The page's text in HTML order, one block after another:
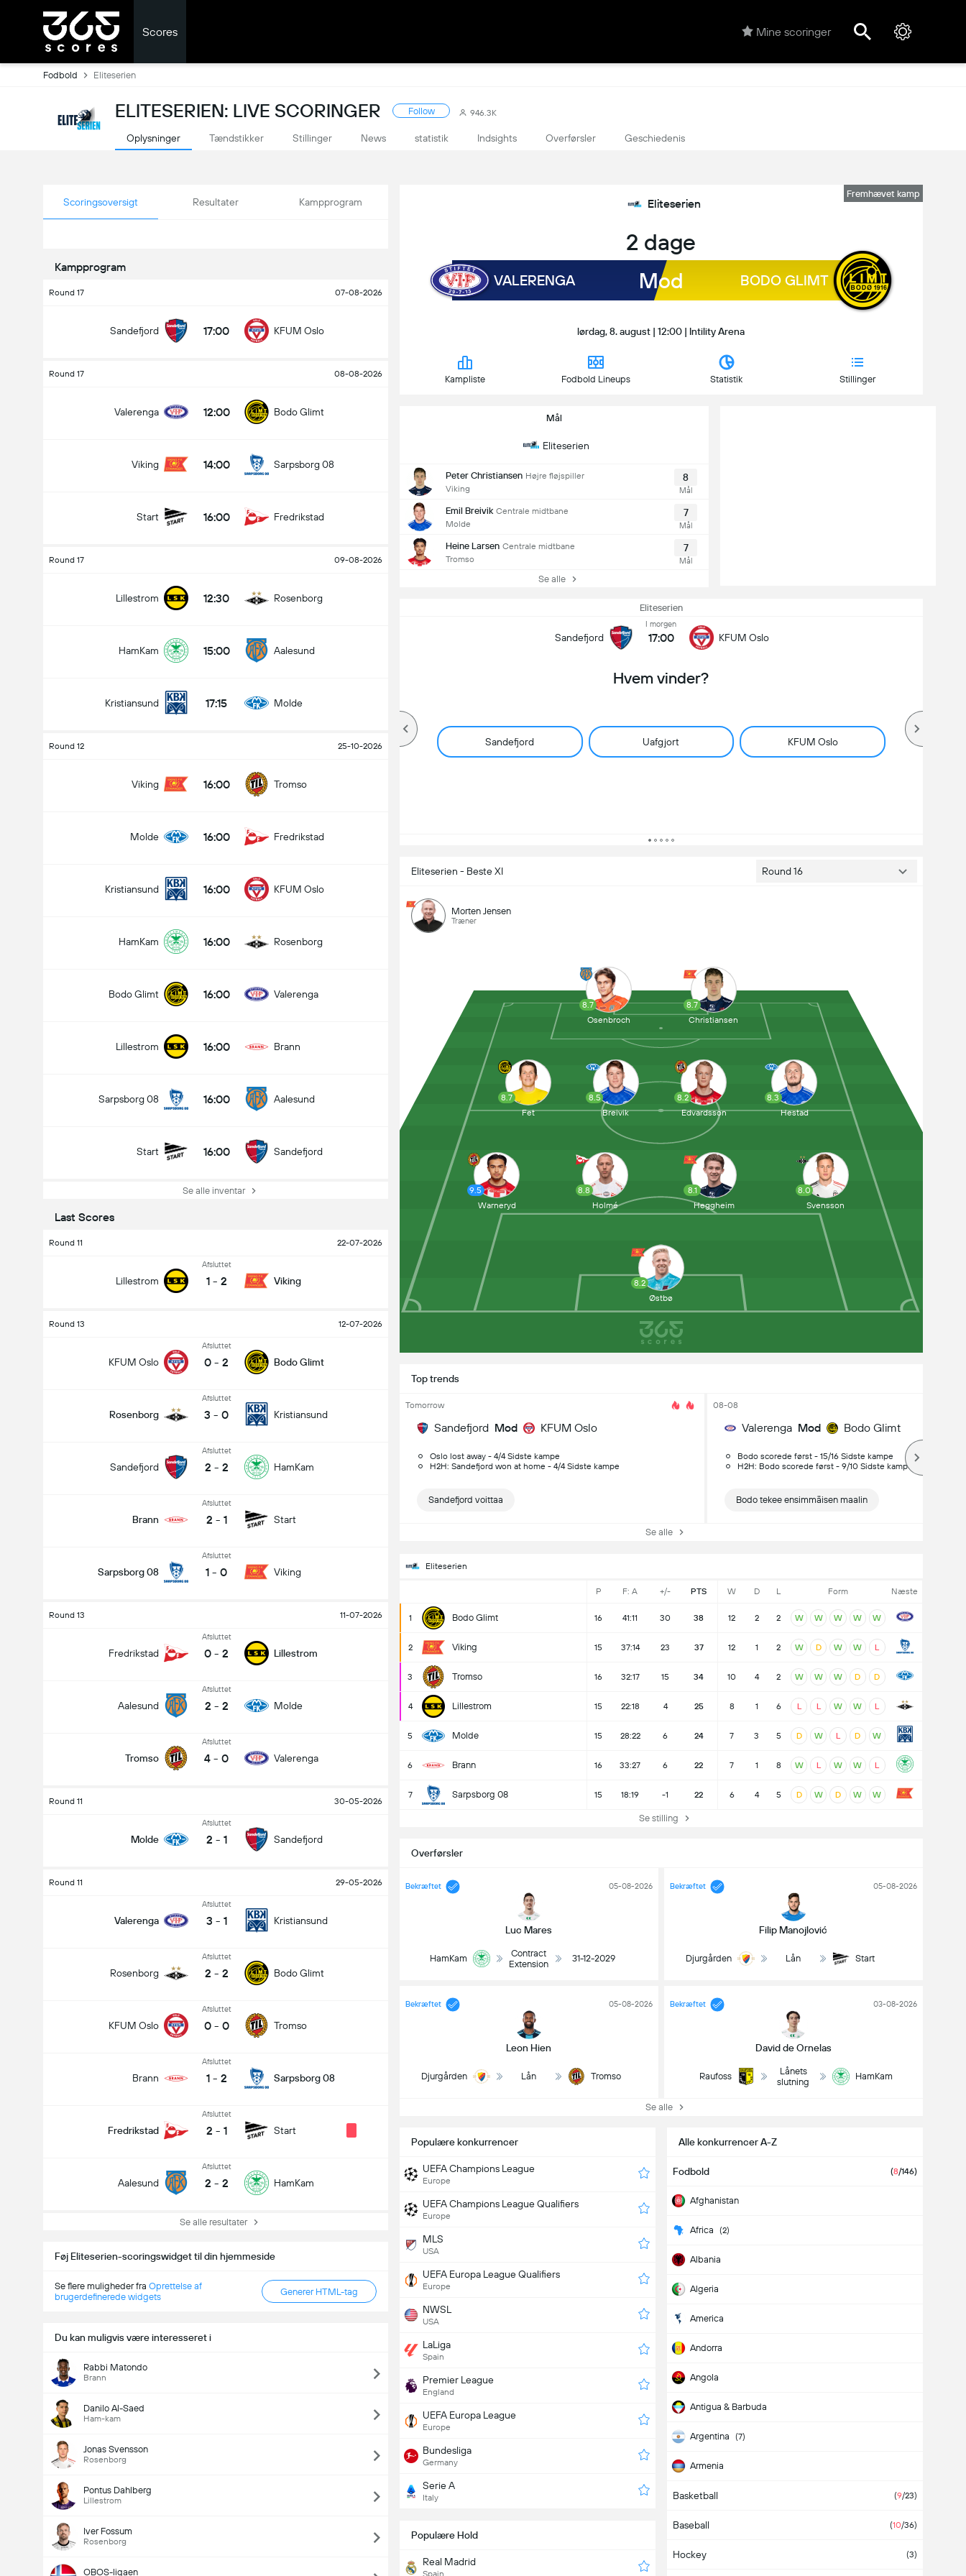
Scores Mine scoringer
Fodbold Eliteserien
ELITESERIEN: LIVE SCORINGER Follow 946.3K
Oplysninger Tændstikker Stillinger News statistik Indsights Overførsler Geschiedenis
Scoringsoversigt Resultater Kampprogram
Kampprogram
Round 17 07-08-2026
Sandefjord 17:00 KFUM Oslo
Round 17 08-08-2026
Valerenga 12:00 Bodo Glimt
Viking 14:00 Sarpsborg 08
Start 16:00 Fredrikstad
Round 17 09-08-2026
Lillestrom 12:30 Rosenborg
HamKam 15:00 Aalesund
Kristiansund 17:15 Molde
Round 12 25-10-2026
Viking 16:00 Tromso
Molde 16:00 Fredrikstad
Kristiansund 16:00 KFUM Oslo
HamKam 16:00 Rosenborg
Bodo Glimt 16:00 Valerenga
Lillestrom 16:00 Brann
Sarpsborg 08 16:00 Aalesund
Start 16:00 Sandefjord
Se alle inventar
Last Scores
Round 11 22-07-2026
Lillestrom
Afsluttet
1 - 2 Viking
Round 13 12-07-2026
KFUM Oslo
Afsluttet
0 - 2 Bodo Glimt
Rosenborg
Afsluttet
3 - 0 Kristiansund
Sandefjord
Afsluttet
2 - 2 HamKam
Brann
Afsluttet
2 - 1 Start
Sarpsborg 08
Afsluttet
1 - 0 Viking
Round 13 11-07-2026
Fredrikstad
Afsluttet
0 - 2 Lillestrom
Aalesund
Afsluttet
2 - 2 Molde
Tromso
Afsluttet
4 - 0 Valerenga
Round 11 30-05-2026
Molde
Afsluttet
2 - 1 Sandefjord
Round 11 29-05-2026
Valerenga
Afsluttet
3 - 1 Kristiansund
Rosenborg
Afsluttet
2 - 2 Bodo Glimt
KFUM Oslo
Afsluttet
0 - 0 Tromso
Brann
Afsluttet
1 - 2 Sarpsborg 08
Fredrikstad
Afsluttet
2 - 1 Start
Aalesund
Afsluttet
2 - 2 HamKam
Se alle resultater
Føj Eliteserien-scoringswidget til din hjemmeside
Se flere muligheder fra Oprettelse af
brugerdefinerede widgets
Generer HTML-tag
Du kan muligvis være interesseret i
Rabbi Matondo
Brann
Danilo Al-Saed
Ham-kam
Jonas Svensson
Rosenborg
Pontus Dahlberg
Lillestrom
Iver Fossum
Rosenborg
OBOS-ligaen
Fremhævet kamp
Eliteserien
2 dage
VALERENGA Mod BODO GLIMT
lørdag, 8. august | 12:00 | Intility Arena
Kampliste Fodbold Lineups Statistik Stillinger
Mål
Eliteserien
Peter Christiansen Højre fløjspiller
Viking
8
Mål
Emil Breivik Centrale midtbane
Molde
7
Mål
Heine Larsen Centrale midtbane
Tromso
7
Mål
Se alle
Top trends
Tomorrow
Sandefjord Mod KFUM Oslo
Oslo lost away - 4/4 Sidste kampe
H2H: Sandefjord won at home - 4/4 Sidste kampe
Sandefjord voittaa
08-08
Valerenga Mod Bodo Glimt
Bodo scorede først - 15/16 Sidste kampe
H2H: Bodo scorede først - 9/10 Sidste kampe
Bodo tekee ensimmäisen maalin
Se alle
Overførsler
Bekræftet
Luc Mares
05-08-2026
HamKam
Contract
Extension
31-12-2029
Bekræftet
Filip Manojlović
05-08-2026
Djurgården Lån Start
Bekræftet
Leon Hien
05-08-2026
Djurgården Lån Tromso
Bekræftet
David de Ornelas
03-08-2026
Raufoss
Lånets
slutning
HamKam
Se alle
Eliteserien
Sandefjord
I morgen
17:00 KFUM Oslo
Hvem vinder?
Sandefjord Uafgjort KFUM Oslo
Eliteserien - Beste XI Round 16
Morten Jensen
Træner
8.3
Hestad
8.0
Svensson
8.2
Edvardsson
8.7
Osenbroch
8.7
Fet
8.7
Christiansen
8.2
Østbø
8.5
Breivik
8.8
Holmé
8.1
Heggheim
9.5
Warneryd
Eliteserien
P F: A +/- PTS W D L Form Næste
1 Bodo Glimt 16 41:11 30 38 12 2 2 W W W W W
2 Viking 15 37:14 23 37 12 1 2 W D W W L
3 Tromso 16 32:17 15 34 10 4 2 W W W D D
4 Lillestrom 15 22:18 4 25 8 1 6 L L W W L
5 Molde 15 28:22 6 24 7 3 5 D W L D W
6 Brann 16 33:27 6 22 7 1 8 W L W W L
7 Sarpsborg 08 15 18:19 -1 22 6 4 5 D W D W W
Se stilling
Populære konkurrencer
UEFA Champions League
Europe
UEFA Champions League Qualifiers
Europe
MLS
USA
UEFA Europa League Qualifiers
Europe
NWSL
USA
LaLiga
Spain
Premier League
England
UEFA Europa League
Europe
Bundesliga
Germany
Serie A
Italy
Alle konkurrencer A-Z
Fodbold (8/146)
Afghanistan
Africa (2)
Albania
Algeria
America
Andorra
Angola
Antigua & Barbuda
Argentina (7)
Armenia
Aruba
Asia
Australia
Basketball (9/23)
Baseball (10/36)
Hockey (3)
Populære Hold
Real Madrid
Spain